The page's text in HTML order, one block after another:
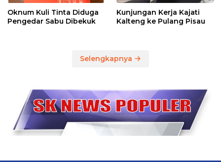
Oknum Kuli Tinta Diduga
Pengedar Sabu Dibekuk
Kunjungan Kerja Kajati
Kalteng ke Pulang Pisau
Selengkapnya